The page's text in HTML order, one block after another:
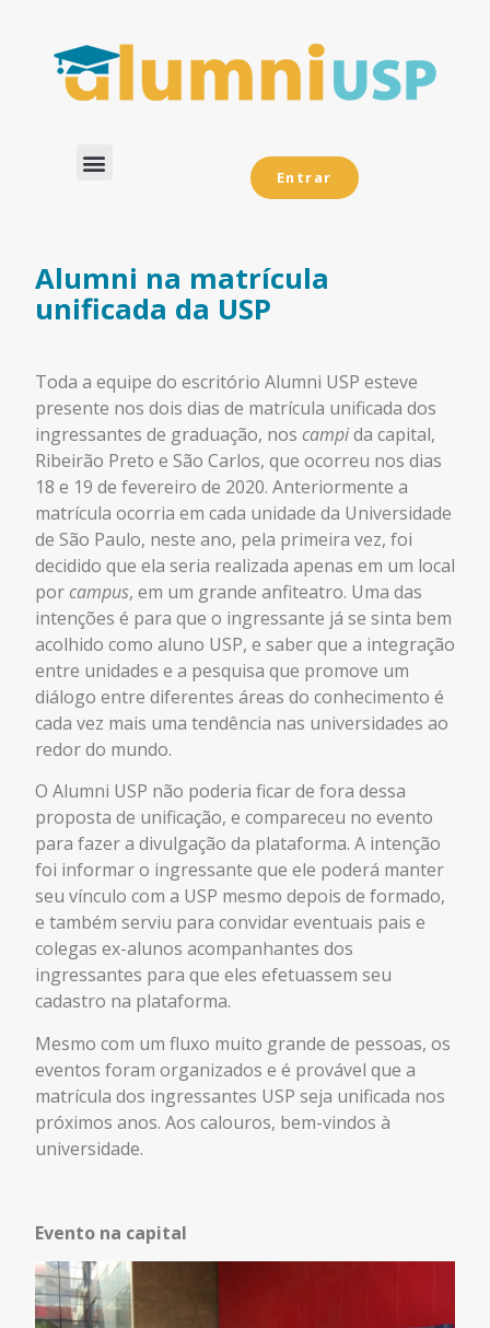
Entrar
Alumni na matrícula
unificada da USP
Toda a equipe do escritório Alumni USP esteve
presente nos dois dias de matrícula unificada dos
ingressantes de graduação, nos campida capital,
Ribeirão Preto e São Carlos, que ocorreu nos dias
18 e 19 de fevereiro de 2020. Anteriormente a
matrícula ocorria em cada unidade da Universidade
de São Paulo, neste ano, pela primeira vez, foi
decidido que ela seria realizada apenas em um local
por campus, em um grande anfiteatro. Uma das
intenções é para que o ingressante já se sinta bem
acolhido como aluno USP, e saber que a integração
entre unidades e a pesquisa que promove um
diálogo entre diferentes áreas do conhecimento é
cada vez mais uma tendência nas universidades ao
redor do mundo.
O Alumni USP não poderia ficar de fora dessa
proposta de unificação, e compareceu no evento
para fazer a divulgação da plataforma. A intenção
foi informar o ingressante que ele poderá manter
seu vínculo com a USP mesmo depois de formado,
e também serviu para convidar eventuais pais e
colegas ex-alunos acompanhantes dos
ingressantes para que eles efetuassem seu
cadastro na plataforma.
Mesmo com um fluxo muito grande de pessoas, os
eventos foram organizados e é provável que a
matrícula dos ingressantes USP seja unificada nos
próximos anos. Aos calouros, bem-vindos à
universidade.
Evento na capital